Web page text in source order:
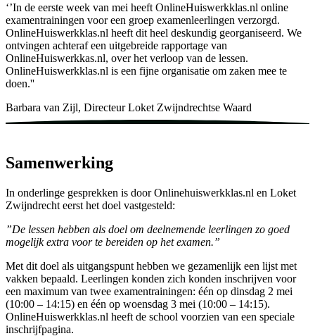
‘’In de eerste week van mei heeft OnlineHuiswerkklas.nl online
examentrainingen voor een groep examenleerlingen verzorgd.
OnlineHuiswerkklas.nl heeft dit heel deskundig georganiseerd. We
ontvingen achteraf een uitgebreide rapportage van
OnlineHuiswerkkas.nl, over het verloop van de lessen.
OnlineHuiswerkklas.nl is een fijne organisatie om zaken mee te
doen.''
Barbara van Zijl, Directeur Loket Zwijndrechtse Waard
Samenwerking
In onderlinge gesprekken is door Onlinehuiswerkklas.nl en Loket
Zwijndrecht eerst het doel vastgesteld:
”De lessen hebben als doel om deelnemende leerlingen zo goed
mogelijk extra voor te bereiden op het examen.”
Met dit doel als uitgangspunt hebben we gezamenlijk een lijst met
vakken bepaald. Leerlingen konden zich konden inschrijven voor
een maximum van twee examentrainingen: één op dinsdag 2 mei
(10:00 – 14:15) en één op woensdag 3 mei (10:00 – 14:15).
OnlineHuiswerkklas.nl heeft de school voorzien van een speciale
inschrijfpagina.